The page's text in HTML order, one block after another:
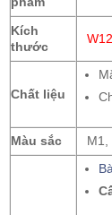
Kích
thước
Chất liệu
Màu sắc